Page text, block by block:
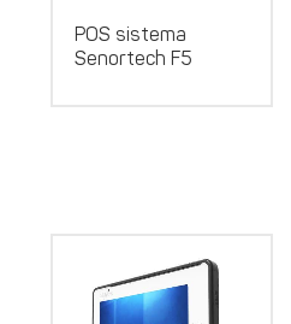
POS sistema
Senortech F5